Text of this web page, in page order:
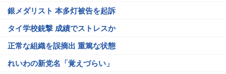
銀メダリスト 本多灯被告を起訴
タイ学校銃撃 成績でストレスか
正常な組織を誤摘出 重篤な状態
れいわの新党名「覚えづらい」